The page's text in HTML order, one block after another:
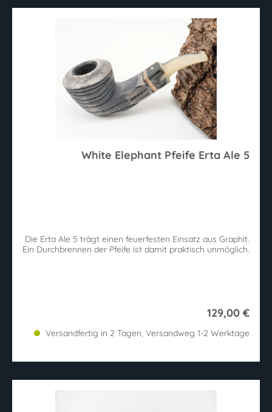
White Elephant Pfeife Erta Ale 5
Die Erta Ale 5 trägt einen feuerfesten Einsatz aus Graphit.
Ein Durchbrennen der Pfeife ist damit praktisch unmöglich.
129,00 €
Versandfertig in 2 Tagen, Versandweg 1-2 Werktage